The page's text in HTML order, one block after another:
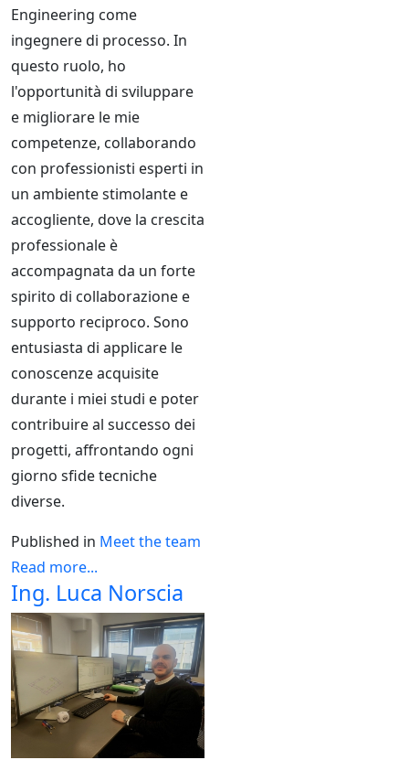
Engineering come
ingegnere di processo. In
questo ruolo, ho
l'opportunità di sviluppare
e migliorare le mie
competenze, collaborando
con professionisti esperti in
un ambiente stimolante e
accogliente, dove la crescita
professionale è
accompagnata da un forte
spirito di collaborazione e
supporto reciproco. Sono
entusiasta di applicare le
conoscenze acquisite
durante i miei studi e poter
contribuire al successo dei
progetti, affrontando ogni
giorno sfide tecniche
diverse.
Published in Meet the team
Read more...
Ing. Luca Norscia